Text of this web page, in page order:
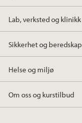
Lab, verksted og klinikk
Sikkerhet og beredskap
Helse og miljø
Om oss og kurstilbud